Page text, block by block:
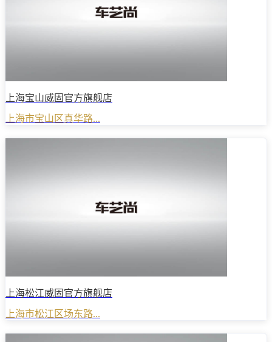
上海宝山威固官方旗舰店
上海市宝山区真华路...
上海松江威固官方旗舰店
上海市松江区场东路...